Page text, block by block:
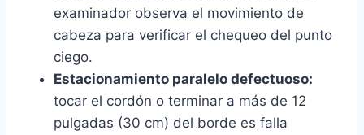
examinador observa el movimiento de
cabeza para verificar el chequeo del punto
ciego.
Estacionamiento paralelo defectuoso:
tocar el cordón o terminar a más de 12
pulgadas (30 cm) del borde es falla